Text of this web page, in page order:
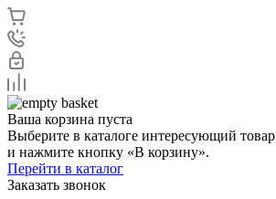
Ваша корзина пуста
Выберите в каталоге интересующий товар
и нажмите кнопку «В корзину».
Перейти в каталог
Заказать звонок